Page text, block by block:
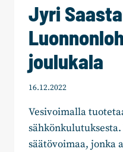
Jyri
joulukala
16.12.2022
Vesivoimalla
säätövoimaa, jonka